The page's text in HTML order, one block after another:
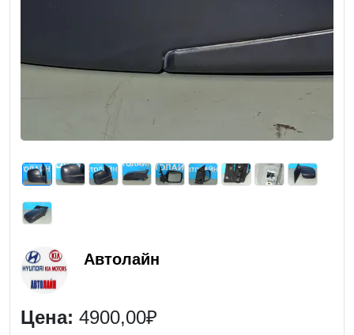
Автолайн
Цена: 4900,00₽